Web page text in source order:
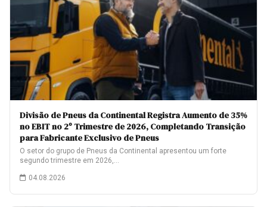
Divisão de Pneus da Continental Registra Aumento de 35%
no EBIT no 2º Trimestre de 2026, Completando Transição
para Fabricante Exclusivo de Pneus
O setor do grupo de Pneus da Continental apresentou um forte
segundo trimestre em 2026,…
04.08.2026